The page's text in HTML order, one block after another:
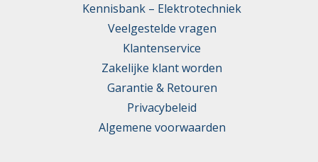
Kennisbank – Elektrotechniek
Veelgestelde vragen
Klantenservice
Zakelijke klant worden
Garantie & Retouren
Privacybeleid
Algemene voorwaarden